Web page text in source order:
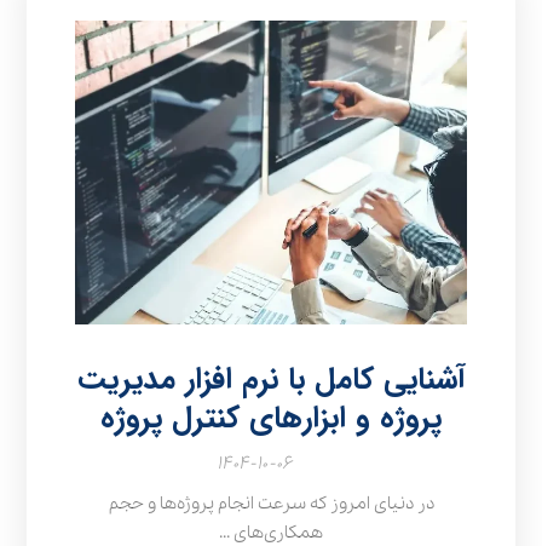
آشنایی کامل با نرم‌ افزار مدیریت
پروژه و ابزارهای کنترل پروژه
۱۴۰۴-۱۰-۰۶
در دنیای امروز که سرعت انجام پروژه‌ها و حجم
همکاری‌های ...